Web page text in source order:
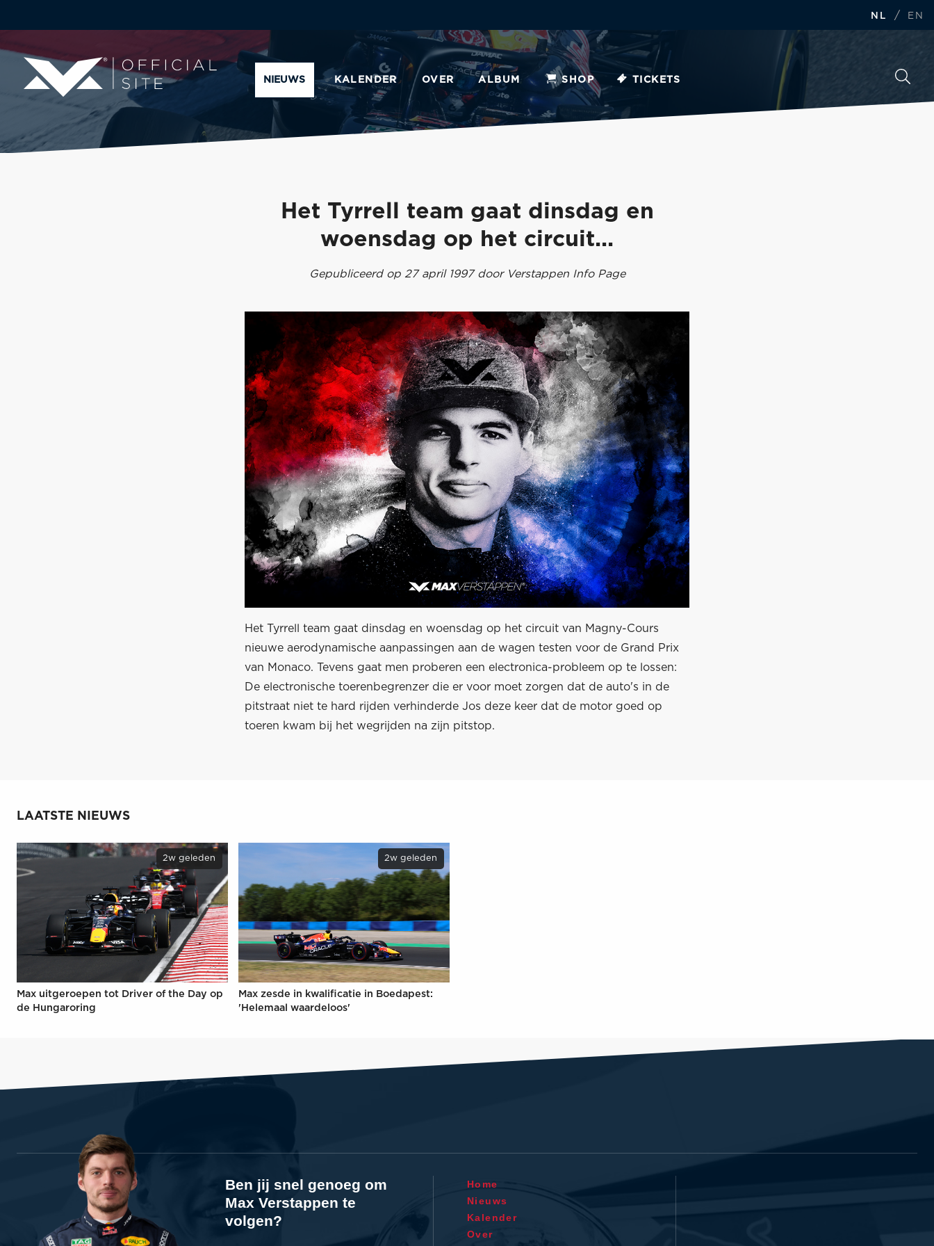
NL / EN
NIEUWS KALENDER OVER ALBUM SHOP TICKETS
Het Tyrrell team gaat dinsdag en
woensdag op het circuit...
Gepubliceerd op 27 april 1997 door Verstappen Info Page
Het Tyrrell team gaat dinsdag en woensdag op het circuit van Magny-Cours
nieuwe aerodynamische aanpassingen aan de wagen testen voor de Grand Prix
van Monaco. Tevens gaat men proberen een electronica-probleem op te lossen:
De electronische toerenbegrenzer die er voor moet zorgen dat de auto's in de
pitstraat niet te hard rijden verhinderde Jos deze keer dat de motor goed op
toeren kwam bij het wegrijden na zijn pitstop.
LAATSTE NIEUWS
2w geleden
Max uitgeroepen tot Driver of the Day op
de Hungaroring
2w geleden
Max zesde in kwalificatie in Boedapest:
'Helemaal waardeloos'
Ben jij snel genoeg om
Max Verstappen te
volgen?
Home
Nieuws
Kalender
Over